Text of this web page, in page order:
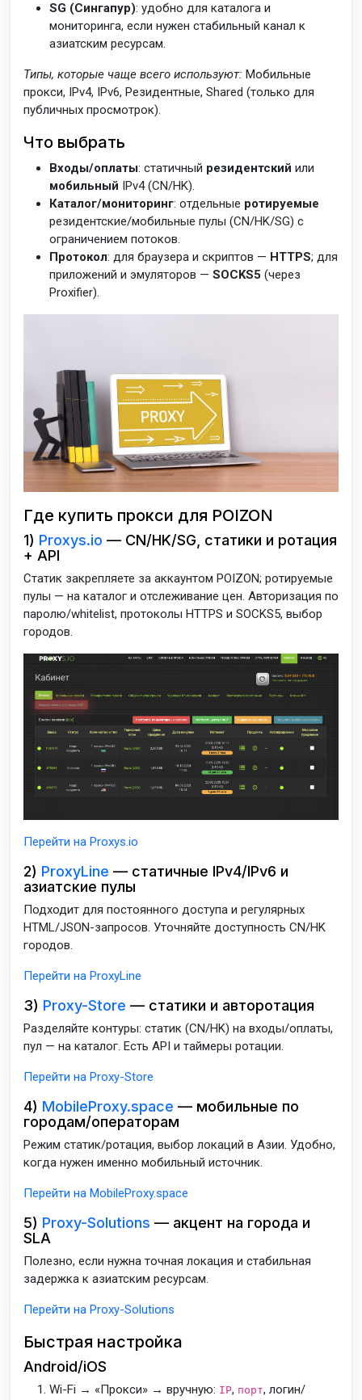
SG (Сингапур): удобно для каталога и
мониторинга, если нужен стабильный канал к
азиатским ресурсам.
Типы, которые чаще всего используют: Мобильные
прокси, IPv4, IPv6, Резидентные, Shared (только для
публичных просмотрок).
Что выбрать
Входы/оплаты: статичный резидентский или
мобильный IPv4 (CN/HK).
Каталог/мониторинг: отдельные ротируемые
резидентские/мобильные пулы (CN/HK/SG) с
ограничением потоков.
Протокол: для браузера и скриптов — HTTPS; для
приложений и эмуляторов — SOCKS5 (через
Proxifier).
Где купить прокси для POIZON
1) Proxys.io — CN/HK/SG, статики и ротация
+ API
Статик закрепляете за аккаунтом POIZON; ротируемые
пулы — на каталог и отслеживание цен. Авторизация по
паролю/whitelist, протоколы HTTPS и SOCKS5, выбор
городов.
Перейти на Proxys.io
2) ProxyLine — статичные IPv4/IPv6 и
азиатские пулы
Подходит для постоянного доступа и регулярных
HTML/JSON-запросов. Уточняйте доступность CN/HK
городов.
Перейти на ProxyLine
3) Proxy-Store — статики и авторотация
Разделяйте контуры: статик (CN/HK) на входы/оплаты,
пул — на каталог. Есть API и таймеры ротации.
Перейти на Proxy-Store
4) MobileProxy.space — мобильные по
городам/операторам
Режим статик/ротация, выбор локаций в Азии. Удобно,
когда нужен именно мобильный источник.
Перейти на MobileProxy.space
5) Proxy-Solutions — акцент на города и
SLA
Полезно, если нужна точная локация и стабильная
задержка к азиатским ресурсам.
Перейти на Proxy-Solutions
Быстрая настройка
Android/iOS
Wi-Fi → «Прокси» → вручную: IP, порт, логин/